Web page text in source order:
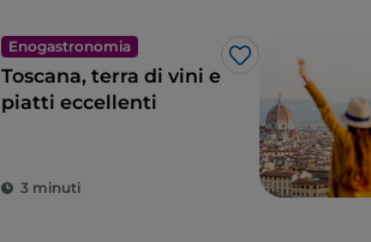
Enogastronomia
Like
Toscana, terra di vini e
piatti eccellenti
3 minuti